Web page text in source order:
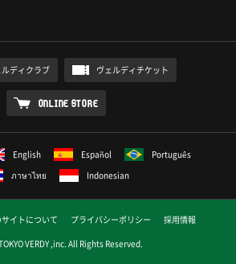
ディクラブ ヴェルディチケット
ONLINE STORE
English Español
Português
ภาษาไทย
Indonesian
サイトについて プライバシーポリシー
採用情報
VERDY ,inc. All Rights Reserved.